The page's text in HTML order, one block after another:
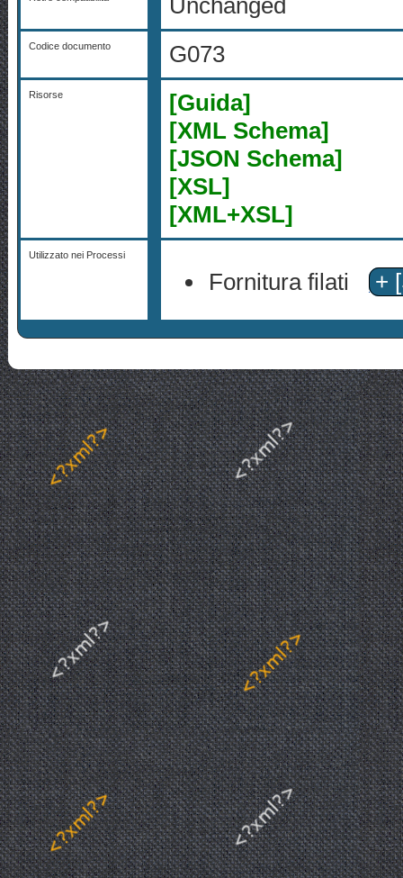
Unchanged
Codice documento G073
Risorse
[Guida]
[XML Schema]
[JSON Schema]
[XSL]
[XML+XSL]
Utilizzato nei Processi
Fornitura filati +